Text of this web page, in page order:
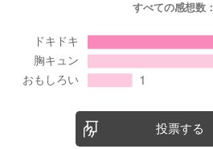
すべての感想数：
投票する